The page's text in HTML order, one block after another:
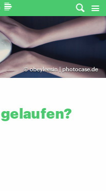
©obeyleesin | photocase.de
gelaufen?